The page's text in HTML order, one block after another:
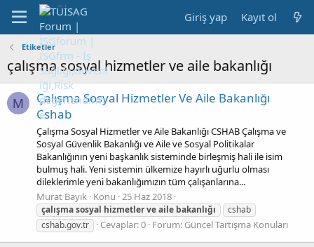
Giriş yap Kayıt ol
Etiketler
çalışma sosyal hizmetler ve aile bakanlığı
M
Çalışma Sosyal Hizmetler Ve Aile Bakanlığı
Cshab
Çalışma Sosyal Hizmetler ve Aile Bakanlığı CSHAB Çalışma ve
Sosyal Güvenlik Bakanlığı ve Aile ve Sosyal Politikalar
Bakanlığının yeni başkanlık sisteminde birleşmiş hali ile isim
bulmuş hali. Yeni sistemin ülkemize hayırlı uğurlu olması
dileklerimle yeni bakanlığımızın tüm çalışanlarına...
Murat Bayık Konu 25 Haz 2018
çalışmasosyal hizmetlerveaile bakanlığı
cshab
cshab.gov.tr
Cevaplar: 0 Forum: Güncel Tartışma Konuları